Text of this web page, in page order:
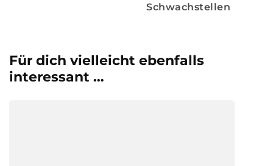
Schwachstellen
Für dich vielleicht ebenfalls
interessant …